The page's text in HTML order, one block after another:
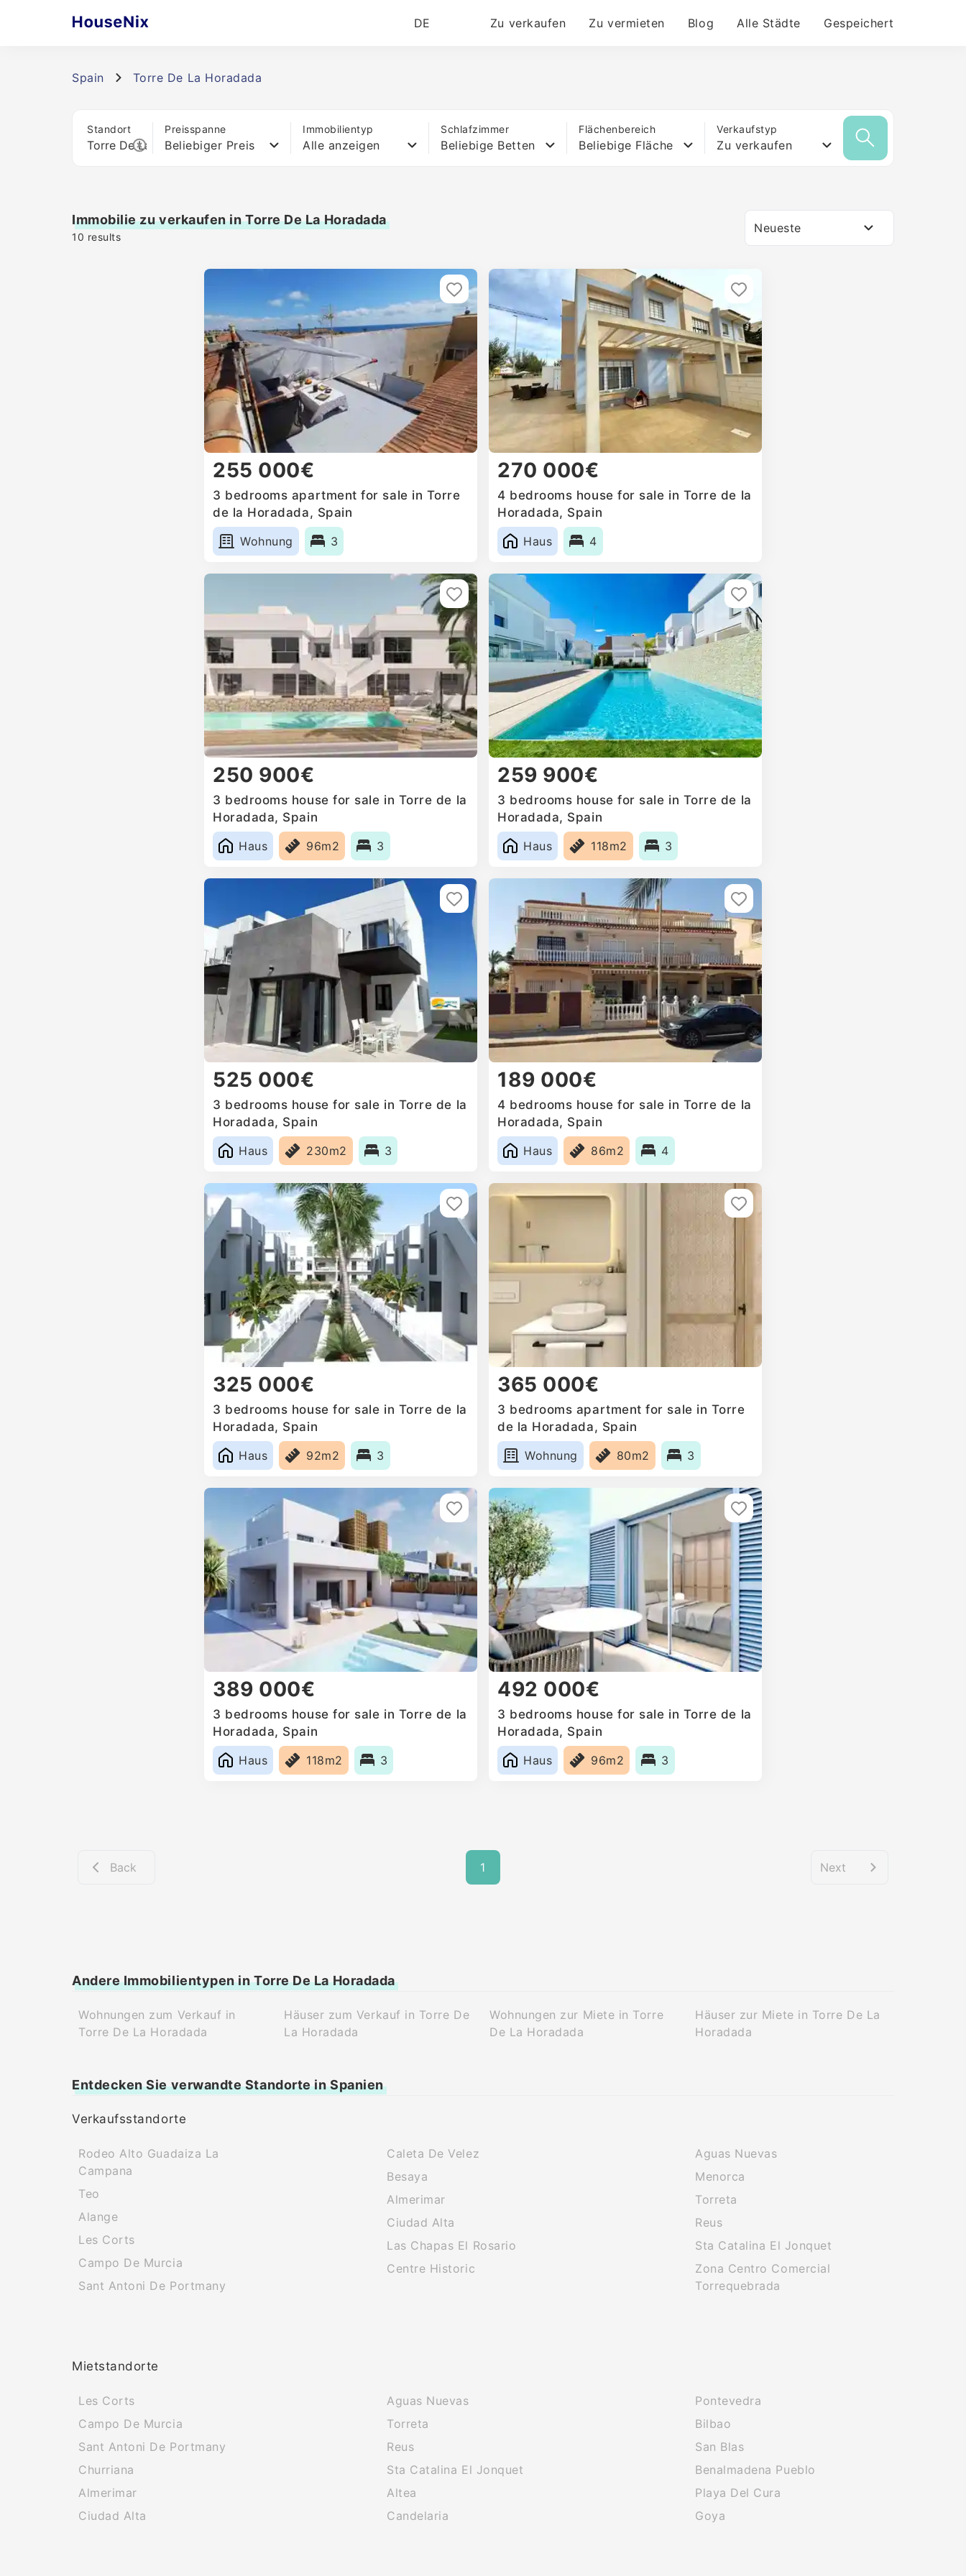
DE Zu verkaufen Zu vermieten Blog Alle Städte Gespeichert
Spain Torre De La Horadada
Standort Preisspanne
Beliebiger Preis
Immobilientyp
Alle anzeigen
Schlafzimmer
Beliebige Betten
Flächenbereich
Beliebige Fläche
Verkaufstyp
Zu verkaufen
Immobilie zu verkaufen in Torre De La Horadada
10 results
Neueste
255 000€
3 bedrooms apartment for sale in Torre
de la Horadada, Spain
Wohnung
3
270 000€
4 bedrooms house for sale in Torre de la
Horadada, Spain
Haus
4
250 900€
3 bedrooms house for sale in Torre de la
Horadada, Spain
Haus
96m2 3
259 900€
3 bedrooms house for sale in Torre de la
Horadada, Spain
Haus
118m2 3
525 000€
3 bedrooms house for sale in Torre de la
Horadada, Spain
Haus
230m2 3
189 000€
4 bedrooms house for sale in Torre de la
Horadada, Spain
Haus
86m2 4
325 000€
3 bedrooms house for sale in Torre de la
Horadada, Spain
Haus
92m2 3
365 000€
3 bedrooms apartment for sale in Torre
de la Horadada, Spain
Wohnung
80m2 3
389 000€
3 bedrooms house for sale in Torre de la
Horadada, Spain
Haus
118m2 3
492 000€
3 bedrooms house for sale in Torre de la
Horadada, Spain
Haus
96m2 3
Back 1 Next
Andere Immobilientypen in Torre De La Horadada
Wohnungen zum Verkauf in
Torre De La Horadada
Häuser zum Verkauf in Torre De
La Horadada
Wohnungen zur Miete in Torre
De La Horadada
Häuser zur Miete in Torre De La
Horadada
Entdecken Sie verwandte Standorte in Spanien
Verkaufsstandorte
Rodeo Alto Guadaiza La
Campana
Teo
Alange
Les Corts
Campo De Murcia
Sant Antoni De Portmany
Caleta De Velez
Besaya
Almerimar
Ciudad Alta
Las Chapas El Rosario
Centre Historic
Aguas Nuevas
Menorca
Torreta
Reus
Sta Catalina El Jonquet
Zona Centro Comercial
Torrequebrada
Mietstandorte
Les Corts
Campo De Murcia
Sant Antoni De Portmany
Churriana
Almerimar
Ciudad Alta
Aguas Nuevas
Torreta
Reus
Sta Catalina El Jonquet
Altea
Candelaria
Pontevedra
Bilbao
San Blas
Benalmadena Pueblo
Playa Del Cura
Goya